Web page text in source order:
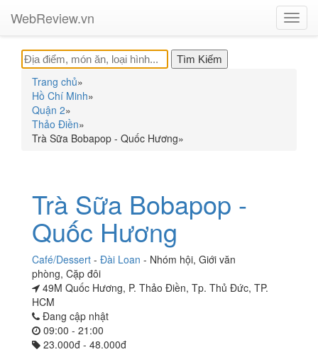
WebReview.vn
Trang chủ»
Hồ Chí Minh»
Quận 2»
Thảo Điền»
Trà Sữa Bobapop - Quốc Hương»
Trà Sữa Bobapop -
Quốc Hương
Café/Dessert - Đài Loan - Nhóm hội, Giới văn
phòng, Cặp đôi
49M Quốc Hương, P. Thảo Điền, Tp. Thủ Đức, TP.
HCM
Đang cập nhật
09:00 - 21:00
23.000đ - 48.000đ